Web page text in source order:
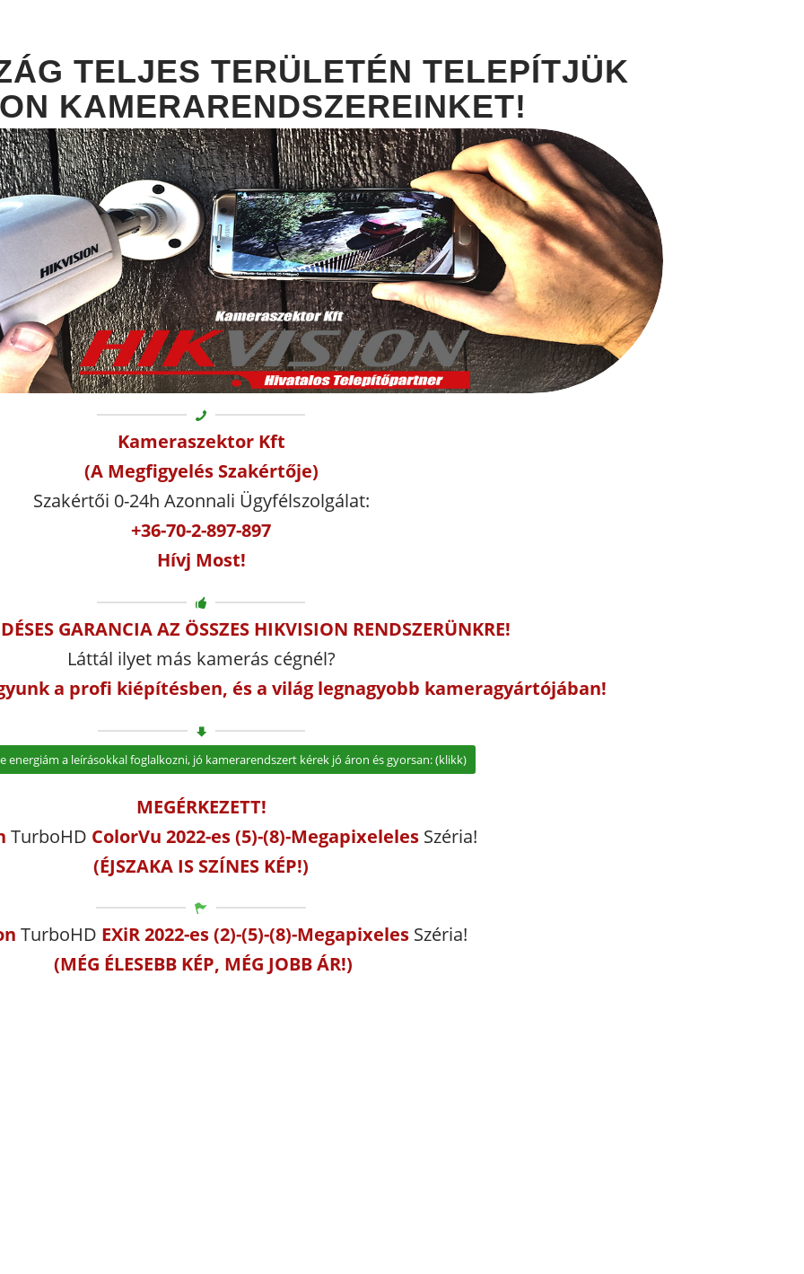
TELJES TERÜLETÉN TELEPÍTJÜK
KAMERARENDSZEREINKET!
Kameraszektor Kft
(A Megfigyelés Szakértője)
Szakértői 0-24h Azonnali Ügyfélszolgálat:
+36-70-2-897-897
Hívj Most!
GARANCIA AZ ÖSSZES HIKVISION RENDSZERÜNKRE!
Láttál ilyet más kamerás cégnél?
a profi kiépítésben, és a világ legnagyobb kameragyártójában!
energiám a leírásokkal foglalkozni, jó kamerarendszert kérek jó áron és gyorsan: (klikk)
MEGÉRKEZETT!
TurboHD ColorVu 2022-es (5)-(8)-Megapixeleles Széria!
(ÉJSZAKA IS SZÍNES KÉP!)
TurboHD EXiR 2022-es (2)-(5)-(8)-Megapixeles Széria!
(MÉG ÉLESEBB KÉP, MÉG JOBB ÁR!)